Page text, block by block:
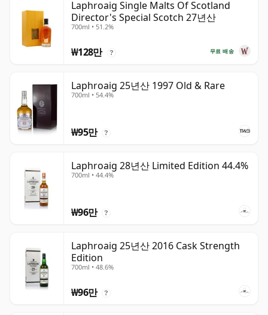
Laphroaig Single Malts Of Scotland
Director's Special Scotch 27년산
700ml • 51.2%
무료 배송
₩128만 ?
Laphroaig 25년산 1997 Old & Rare
700ml • 54.4%
₩95만 ?
Laphroaig 28년산 Limited Edition 44.4%
700ml • 44.4%
₩96만 ?
Laphroaig 25년산 2016 Cask Strength
Edition
700ml • 48.6%
₩96만 ?